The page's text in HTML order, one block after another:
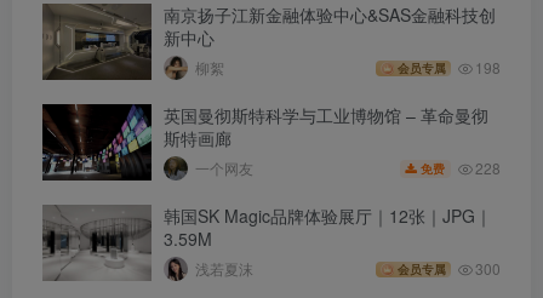
南京扬子江新金融体验中心&SAS金融科技创
新中心
柳絮 会员专属 198
英国曼彻斯特科学与工业博物馆 – 革命曼彻
斯特画廊
一个网友 免费 228
韩国SK Magic品牌体验展厅｜12张｜JPG｜
3.59M
浅若夏沫 会员专属 300